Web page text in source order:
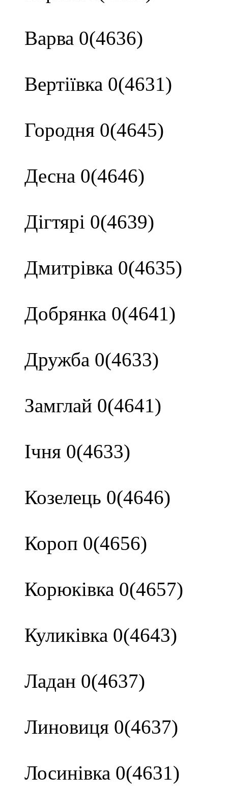
Варва 0(4636)
Вертіївка 0(4631)
Городня 0(4645)
Десна 0(4646)
Дігтярі 0(4639)
Дмитрівка 0(4635)
Добрянка 0(4641)
Дружба 0(4633)
Замглай 0(4641)
Ічня 0(4633)
Козелець 0(4646)
Короп 0(4656)
Корюківка 0(4657)
Куликівка 0(4643)
Ладан 0(4637)
Линовиця 0(4637)
Лосинівка 0(4631)